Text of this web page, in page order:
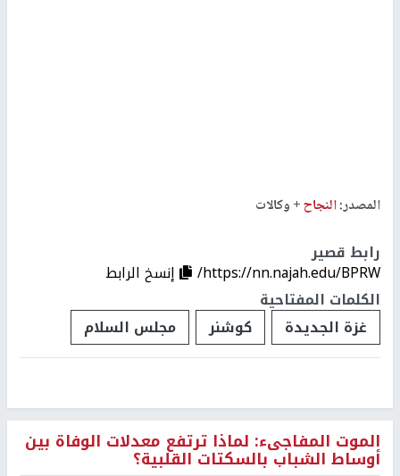
المصدر:النجاح+ وكالات
رابط قصير
https://nn.najah.edu/BPRW/
إنسخ الرابط
الكلمات المفتاحية
غزة الجديدة
كوشنر مجلس السلام
الموت المفاجىء: لماذا ترتفع معدلات الوفاة بين
أوساط الشباب بالسكتات القلبية؟